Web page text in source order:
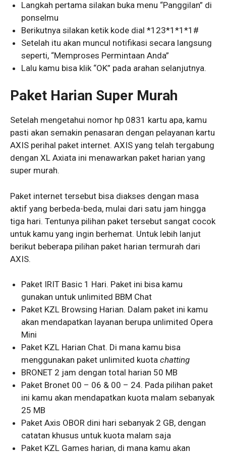
Langkah pertama silakan buka menu “Panggilan” di
ponselmu
Berikutnya silakan ketik kode dial *123*1*1*1#
Setelah itu akan muncul notifikasi secara langsung
seperti, “Memproses Permintaan Anda”
Lalu kamu bisa klik “OK” pada arahan selanjutnya.
Paket Harian Super Murah
Setelah mengetahui nomor hp 0831 kartu apa, kamu
pasti akan semakin penasaran dengan pelayanan kartu
AXIS perihal paket internet. AXIS yang telah tergabung
dengan XL Axiata ini menawarkan paket harian yang
super murah.
Paket internet tersebut bisa diakses dengan masa
aktif yang berbeda-beda, mulai dari satu jam hingga
tiga hari. Tentunya pilihan paket tersebut sangat cocok
untuk kamu yang ingin berhemat. Untuk lebih lanjut
berikut beberapa pilihan paket harian termurah dari
AXIS.
Paket IRIT Basic 1 Hari. Paket ini bisa kamu
gunakan untuk unlimited BBM Chat
Paket KZL Browsing Harian. Dalam paket ini kamu
akan mendapatkan layanan berupa unlimited Opera
Mini
Paket KZL Harian Chat. Di mana kamu bisa
menggunakan paket unlimited kuotachatting
BRONET 2 jam dengan total harian 50 MB
Paket Bronet 00 – 06 & 00 – 24. Pada pilihan paket
ini kamu akan mendapatkan kuota malam sebanyak
25 MB
Paket Axis OBOR dini hari sebanyak 2 GB, dengan
catatan khusus untuk kuota malam saja
Paket KZL Games harian, di mana kamu akan